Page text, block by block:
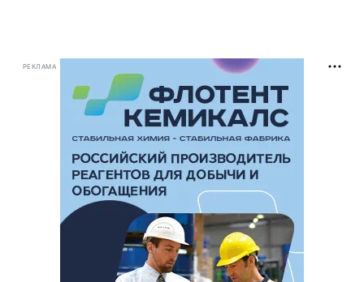
РЕКЛАМА